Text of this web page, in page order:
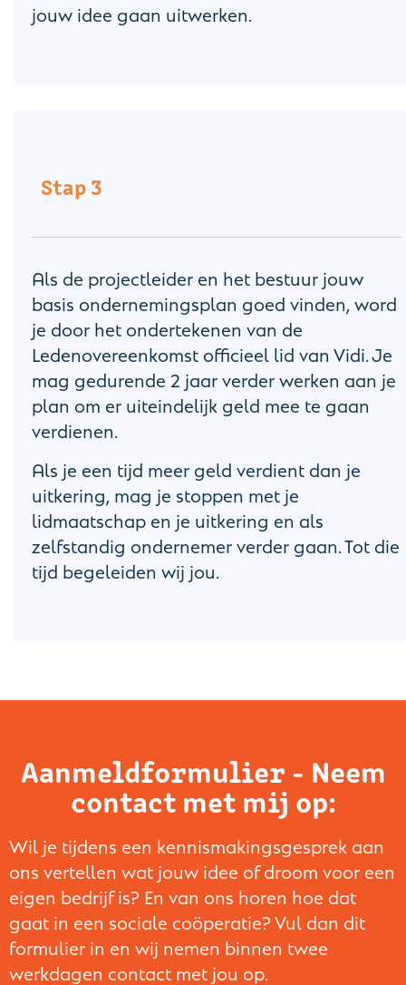
jouw idee gaan uitwerken.
Stap 3
Als de projectleider en het bestuur jouw
basis ondernemingsplan goed vinden, word
je door het ondertekenen van de
Ledenovereenkomst officieel lid van Vidi. Je
mag gedurende 2 jaar verder werken aan je
plan om er uiteindelijk geld mee te gaan
verdienen.
Als je een tijd meer geld verdient dan je
uitkering, mag je stoppen met je
lidmaatschap en je uitkering en als
zelfstandig ondernemer verder gaan. Tot die
tijd begeleiden wij jou.
Aanmeldformulier - Neem
contact met mij op:
Wil je tijdens een kennismakingsgesprek aan
ons vertellen wat jouw idee of droom voor een
eigen bedrijf is? En van ons horen hoe dat
gaat in een sociale coöperatie? Vul dan dit
formulier in en wij nemen binnen twee
werkdagen contact met jou op.